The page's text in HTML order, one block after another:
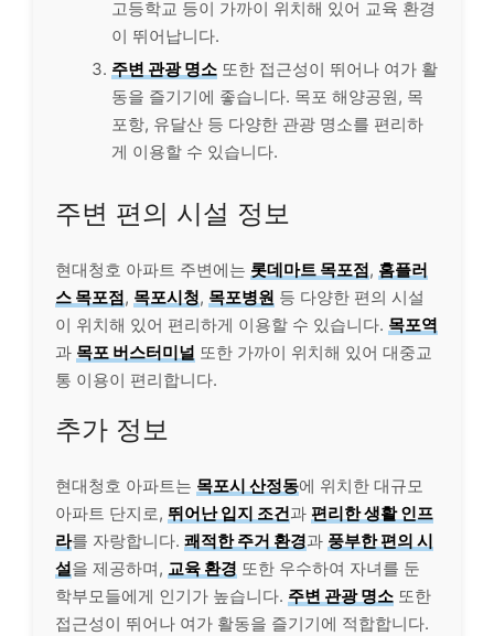
고등학교 등이 가까이 위치해 있어 교육 환경
이 뛰어납니다.
주변 관광 명소 또한 접근성이 뛰어나 여가 활
동을 즐기기에 좋습니다. 목포 해양공원, 목
포항, 유달산 등 다양한 관광 명소를 편리하
게 이용할 수 있습니다.
주변 편의 시설 정보
현대청호 아파트 주변에는 롯데마트 목포점, 홈플러
스 목포점, 목포시청, 목포병원 등 다양한 편의 시설
이 위치해 있어 편리하게 이용할 수 있습니다. 목포역
과 목포 버스터미널 또한 가까이 위치해 있어 대중교
통 이용이 편리합니다.
추가 정보
현대청호 아파트는 목포시 산정동에 위치한 대규모
아파트 단지로, 뛰어난 입지 조건과 편리한 생활 인프
라를 자랑합니다. 쾌적한 주거 환경과 풍부한 편의 시
설을 제공하며, 교육 환경 또한 우수하여 자녀를 둔
학부모들에게 인기가 높습니다. 주변 관광 명소 또한
접근성이 뛰어나 여가 활동을 즐기기에 적합합니다.